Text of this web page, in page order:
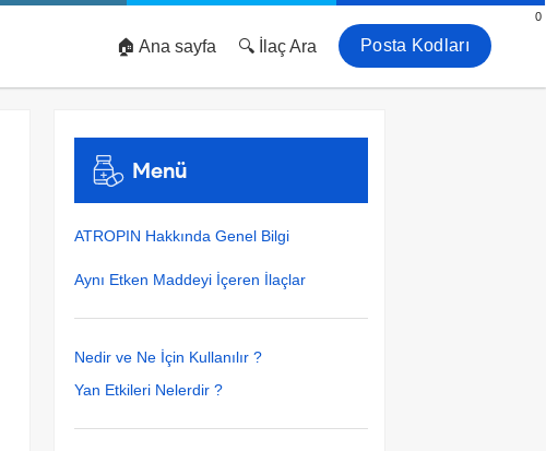
Posta Kodları
🔍 İlaç Ara
🏠 Ana sayfa
Menü
ATROPIN Hakkında Genel Bilgi
Aynı Etken Maddeyi İçeren İlaçlar
Nedir ve Ne İçin Kullanılır ?
Yan Etkileri Nelerdir ?
0